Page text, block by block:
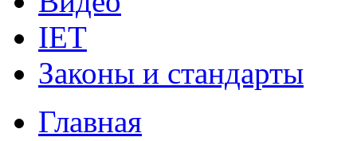
IET
Законы и стандарты
Главная